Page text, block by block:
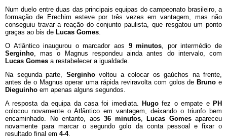
Num duelo entre duas das principais equipas do campeonato brasileiro, a
formação de Erechim esteve por três vezes em vantagem, mas não
conseguiu travar a reação do conjunto paulista, que resgatou um ponto
graças ao bis de Lucas Gomes
O Atlântico inaugurou o marcador aos 9 minutos , por intermédio de
Serginho , mas o Magnus respondeu ainda antes do intervalo, com
Lucas Gomes a restabelecer a igualdade.
Na segunda parte, Serginhovoltou a colocar os gaúchos na frente,
antes de o Magnus operar uma rápida reviravolta com golos de Bruno e
Dieguinho em apenas alguns segundos.
A resposta da equipa da casa foi imediata.
Hugo fez o empate e PH
colocou novamente o Atlântico em vantagem, deixando o triunfo bem
encaminhado. No entanto, aos 36 minutos, Lucas Gomesapareceu
novamente para marcar o segundo golo da conta pessoal e fixar o
resultado final em 4-4.